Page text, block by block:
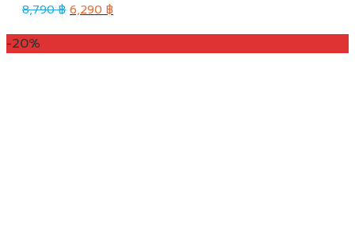
8,790฿ 6,290 ฿
-20%